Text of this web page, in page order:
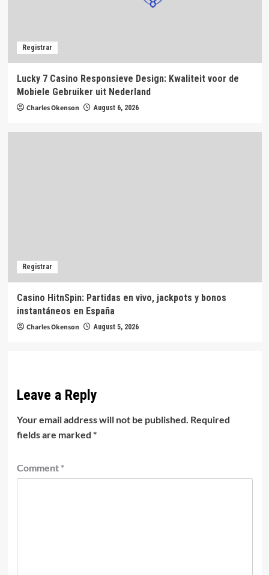
Registrar
Lucky 7 Casino Responsieve Design: Kwaliteit voor de
Mobiele Gebruiker uit Nederland
Charles Okenson August 6, 2026
Registrar
Casino HitnSpin: Partidas en vivo, jackpots y bonos
instantáneos en España
Charles Okenson August 5, 2026
Leave a Reply
Your email address will not be published. Required
fields are marked *
Comment *